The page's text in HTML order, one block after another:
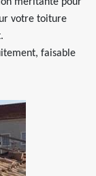
votre toiture
faisable